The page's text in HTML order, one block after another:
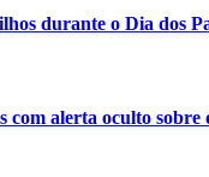
durante o Dia dos
alerta oculto sobre